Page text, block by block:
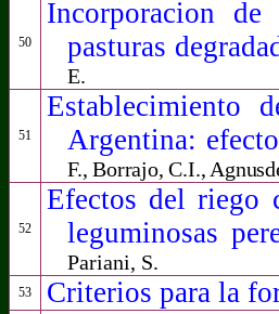
50
Incorporacion de
pasturas
E.
51
Establecimiento
Argentina:
F., Borrajo, C.I.,
52
Efectos del riego
leguminosas
Pariani, S.
53 Criterios para la